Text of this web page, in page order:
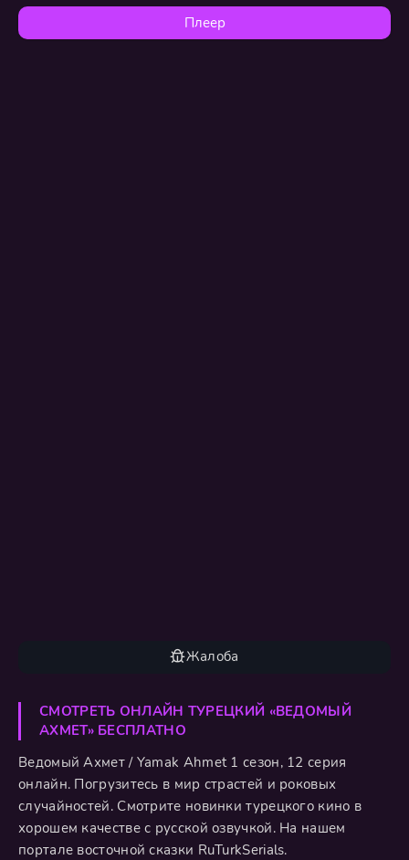
Плеер
Жалоба
СМОТРЕТЬ ОНЛАЙН ТУРЕЦКИЙ «ВЕДОМЫЙ
АХМЕТ» БЕСПЛАТНО
Ведомый Ахмет / Yamak Ahmet 1 сезон, 12 серия
онлайн. Погрузитесь в мир страстей и роковых
случайностей. Смотрите новинки турецкого кино в
хорошем качестве с русской озвучкой. На нашем
портале восточной сказки RuTurkSerials.